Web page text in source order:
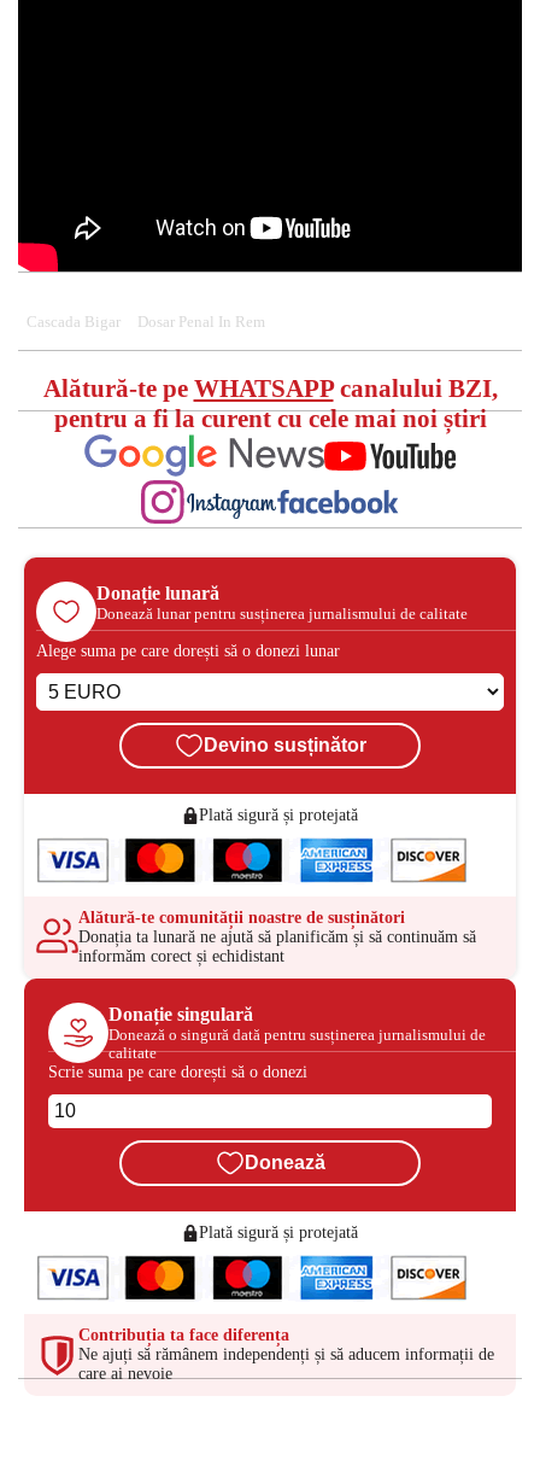
Cascada Bigar Dosar Penal In Rem
Alătură-te pe WHATSAPPcanalului BZI,
pentru a fi la curent cu cele mai noi știri
Donație lunară
Donează lunar pentru susținerea jurnalismului de calitate
Alege suma pe care dorești să o donezi lunar
Devino susținător
Plată sigură și protejată
Alătură-te comunității noastre de susținători
Donația ta lunară ne ajută să planificăm și să continuăm să
informăm corect și echidistant
Donație singulară
Donează o singură dată pentru susținerea jurnalismului de
calitate
Scrie suma pe care dorești să o donezi
Donează
Plată sigură și protejată
Contribuția ta face diferența
Ne ajuți să rămânem independenți și să aducem informații de
care ai nevoie